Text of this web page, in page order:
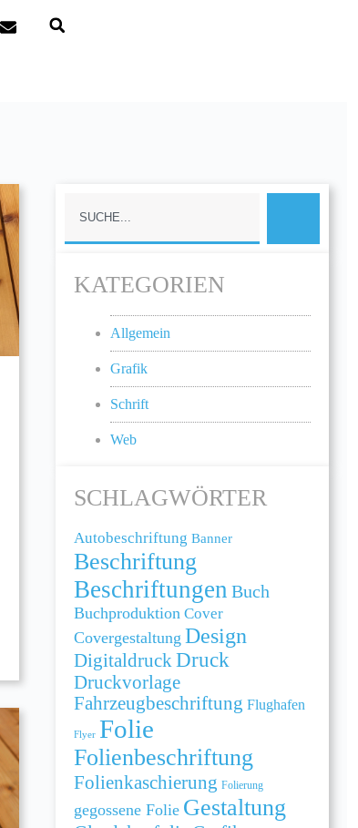
KATEGORIEN
Allgemein
Grafik
Schrift
Web
SCHLAGWÖRTER
Autobeschriftung Banner
Beschriftung
Beschriftungen Buch
Buchproduktion Cover
Covergestaltung Design
Digitaldruck Druck
Druckvorlage
Fahrzeugbeschriftung Flughafen
Flyer Folie
Folienbeschriftung
Folienkaschierung Folierung
gegossene Folie Gestaltung